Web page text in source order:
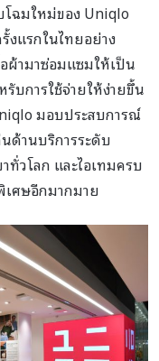
โฉมใหม่ของ Uniqlo
งแรกในไทยอย่าง
ผ้ามาซ่อมแซมให้เป็น
บการใช้จ่ายให้ง่ายขึ้น
มอบประสบการณ์
ด้านบริการระดับ
วโลก และไอเทมครบ
ศษอีกมากมาย